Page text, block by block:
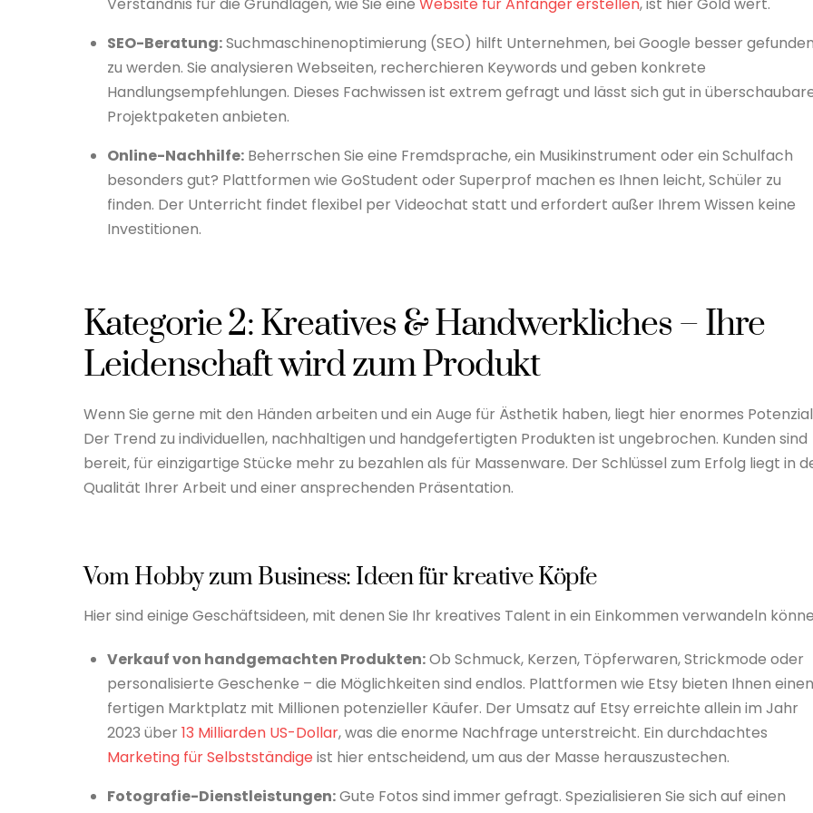
SEO-Beratung:Suchmaschinenoptimierung (SEO) hilft Unternehmen, bei Google besser
zu werden. Sie analysieren Webseiten, recherchieren Keywords und geben konkrete
Handlungsempfehlungen. Dieses Fachwissen ist extrem gefragt und lässt sich gut in
Projektpaketen anbieten.
Online-Nachhilfe:Beherrschen Sie eine Fremdsprache, ein Musikinstrument oder ein Schulfach
besonders gut? Plattformen wie GoStudent oder Superprof machen es Ihnen leicht, Schüler zu
finden. Der Unterricht findet flexibel per Videochat statt und erfordert außer Ihrem Wissen keine
Investitionen.
Kategorie 2: Kreatives & Handwerkliches – Ihre
Leidenschaft wird zum Produkt
Wenn Sie gerne mit den Händen arbeiten und ein Auge für Ästhetik haben, liegt hier enormes
Der Trend zu individuellen, nachhaltigen und handgefertigten Produkten ist ungebrochen. Kunden sind
bereit, für einzigartige Stücke mehr zu bezahlen als für Massenware. Der Schlüssel zum Erfolg liegt in
Qualität Ihrer Arbeit und einer ansprechenden Präsentation.
Vom Hobby zum Business: Ideen für kreative Köpfe
Hier sind einige Geschäftsideen, mit denen Sie Ihr kreatives Talent in ein Einkommen verwandeln
Verkauf von handgemachten Produkten:Ob Schmuck, Kerzen, Töpferwaren, Strickmode oder
personalisierte Geschenke – die Möglichkeiten sind endlos. Plattformen wie Etsy bieten Ihnen einen
fertigen Marktplatz mit Millionen potenzieller Käufer. Der Umsatz auf Etsy erreichte allein im Jahr
2023 über 13 Milliarden US-Dollar, was die enorme Nachfrage unterstreicht. Ein durchdachtes
Marketing für Selbstständige ist hier entscheidend, um aus der Masse herauszustechen.
Fotografie-Dienstleistungen:Gute Fotos sind immer gefragt. Spezialisieren Sie sich auf einen